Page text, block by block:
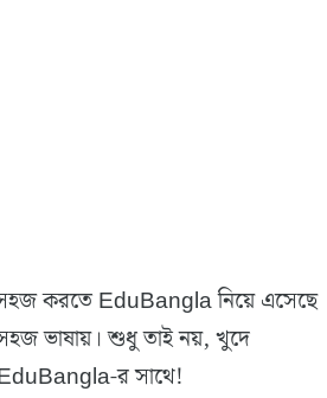
সহজ করতে EduBangla নিয়ে এসেছে
সহজ ভাষায়। শুধু তাই নয়, খুদে
র সাথে!